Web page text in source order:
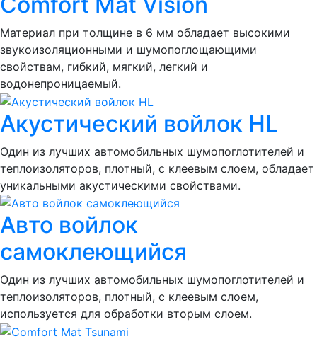
Материал при толщине в 6 мм обладает высокими
звукоизоляционными и шумопоглощающими
свойствам, гибкий, мягкий, легкий и
водонепроницаемый.
Акустический войлок HL
Один из лучших автомобильных шумопоглотителей и
теплоизоляторов, плотный, с клеевым слоем, обладает
уникальными акустическими свойствами.
Авто войлок
самоклеющийся
Один из лучших автомобильных шумопоглотителей и
теплоизоляторов, плотный, с клеевым слоем,
используется для обработки вторым слоем.